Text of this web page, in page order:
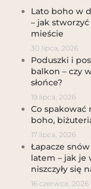
Lato boho w
– jak
mieście
30 lipca, 2026
Poduszki i
balkon – czy
słońce?
19 lipca, 2026
Co spakować
boho,
17 lipca, 2026
Łapacze
latem – jak je
niszczyły się
16 czerwca, 2026